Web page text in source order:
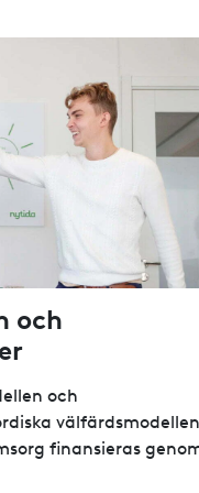
och
och
välfärdsmodellen
finansieras